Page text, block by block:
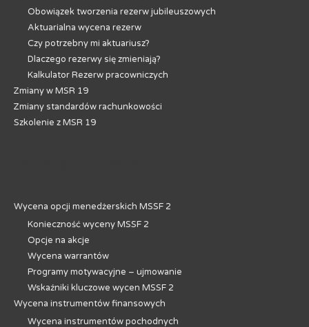
Obowiązek tworzenia rezerw jubileuszowych
Aktuarialna wycena rezerw
Czy potrzebny mi aktuariusz?
Dlaczego rezerwy się zmieniają?
Kalkulator Rezerw pracowniczych
Zmiany w MSR 19
Zmiany standardów rachunkowości
Szkolenie z MSR 19
Wycena opcji menedżerskich MSSF 2
Konieczność wyceny MSSF 2
Opcje na akcje
Wycena warrantów
Programy motywacyjne – ujmowanie
Wskaźniki kluczowe wycen MSSF 2
Wycena instrumentów finansowych
Wycena instrumentów pochodnych